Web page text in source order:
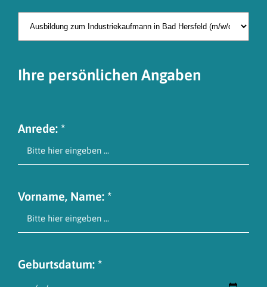
Ihre persönlichen Angaben
Anrede: *
Vorname, Name: *
Geburtsdatum: *